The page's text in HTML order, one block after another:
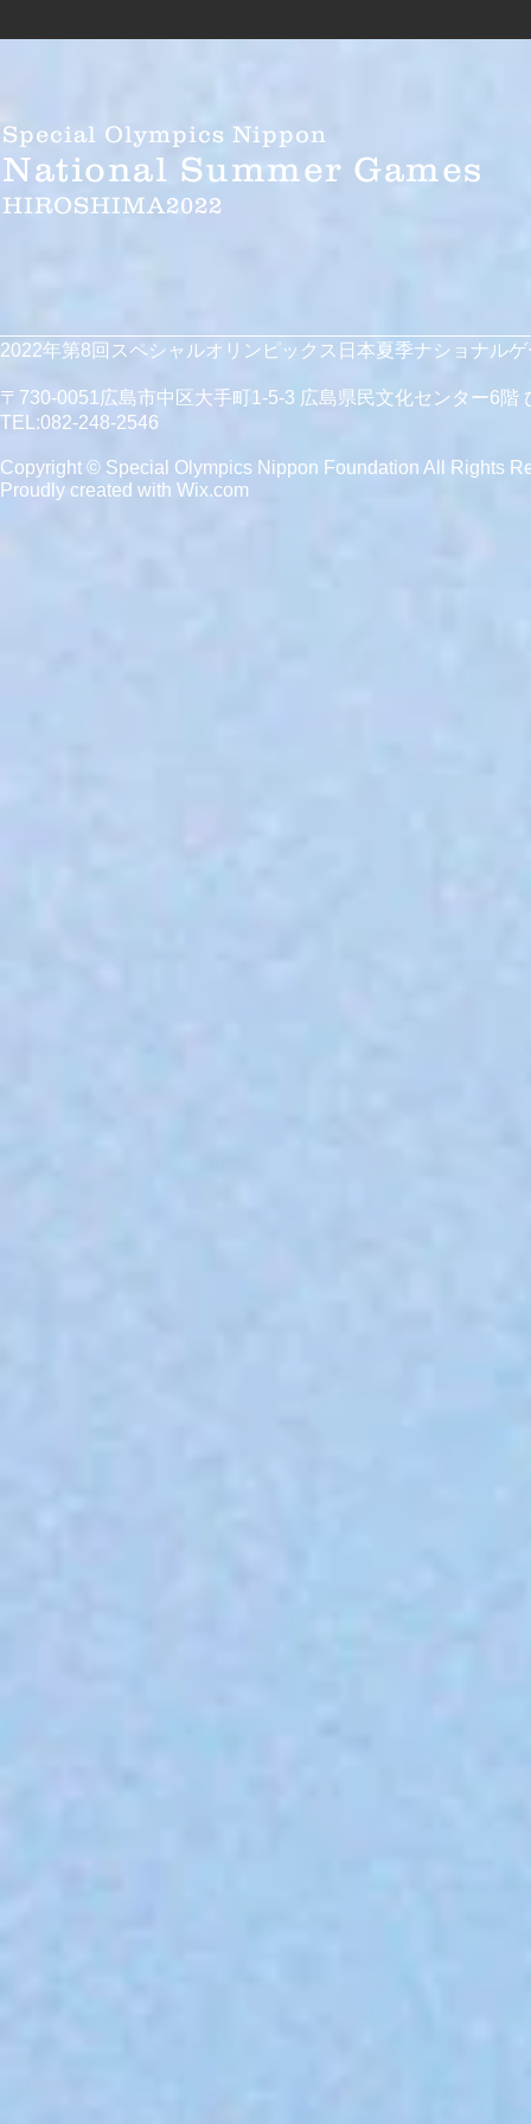
Special Olympics Nippon
National Summer Games
HIROSHIMA2022
2022年第8回スペシャルオリンピックス日本夏季ナショナル
〒730-0051広島市中区大手町1-5-3 広島県民文化センター6階
TEL:082-248-2546
Copyright © Special Olympics Nippon Foundation All Rights
Proudly created with Wix.com